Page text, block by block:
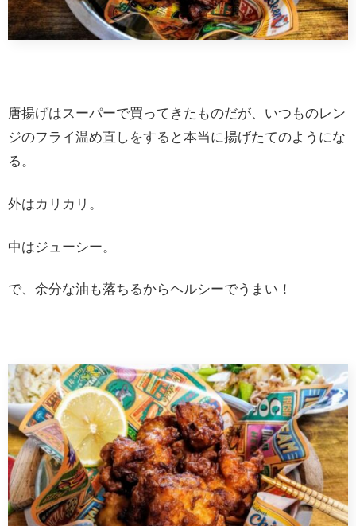
唐揚げはスーパーで買ってきたものだが、いつものレン
ジのフライ温め直しをすると本当に揚げたてのようにな
る。
外はカリカリ。
中はジューシー。
で、余分な油も落ちるからヘルシーでうまい！